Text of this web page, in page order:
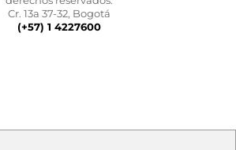
Cr. 13a 37-32, Bogotá
(+57) 1 4227600